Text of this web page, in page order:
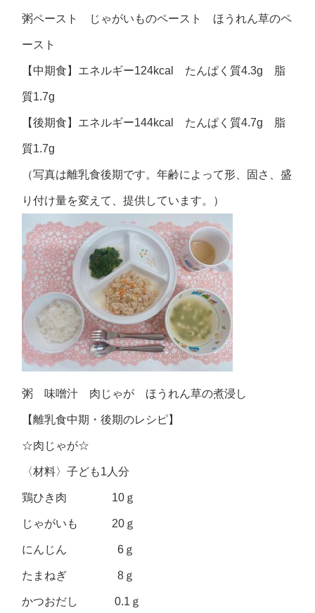
粥ペースト じゃがいものペースト ほうれん草のペ
ースト
【中期食】エネルギー124kcal たんぱく質4.3g 脂
質1.7g
【後期食】エネルギー144kcal たんぱく質4.7g 脂
質1.7g
（写真は離乳食後期です。年齢によって形、固さ、盛
り付け量を変えて、提供しています。）
粥 味噌汁 肉じゃが ほうれん草の煮浸し
【離乳食中期・後期のレシピ】
☆肉じゃが☆
〈材料〉子ども1人分
鶏ひき肉 10ｇ
じゃがいも 20ｇ
にんじん 6ｇ
たまねぎ 8ｇ
かつおだし 0.1ｇ